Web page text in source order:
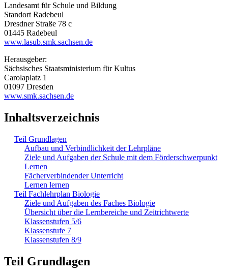
Landesamt für Schule und Bildung
Standort Radebeul
Dresdner Straße 78 c
01445 Radebeul
www.lasub.smk.sachsen.de
Herausgeber:
Sächsisches Staatsministerium für Kultus
Carolaplatz 1
01097 Dresden
www.smk.sachsen.de
Inhaltsverzeichnis
Teil Grundlagen
Aufbau und Verbindlichkeit der Lehrpläne
Ziele und Aufgaben der Schule mit dem Förderschwerpunkt
Lernen
Fächerverbindender Unterricht
Lernen lernen
Teil Fachlehrplan Biologie
Ziele und Aufgaben des Faches Biologie
Übersicht über die Lernbereiche und Zeitrichtwerte
Klassenstufen 5/6
Klassenstufe 7
Klassenstufen 8/9
Teil Grundlagen